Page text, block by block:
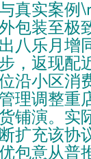
真实案例
包装至极
八乐月增
，返现配
沿小区消
理调整重
铺演。实
扩充该协
包意从普